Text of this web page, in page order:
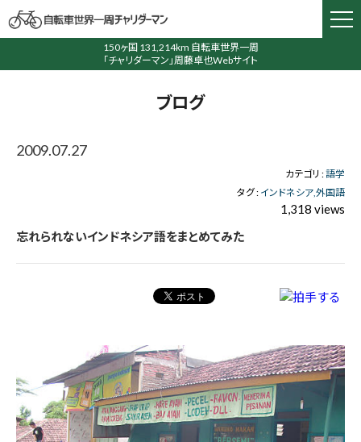
150ヶ国 131,214km 自転車世界一周
「チャリダーマン」周藤卓也Webサイト
ブログ
2009.07.27
カテゴリ :語学
タグ : インドネシア 外国語
1,318 views
忘れられないインドネシア語をまとめてみた